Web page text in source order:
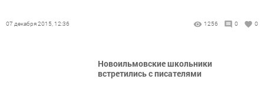
07 декабря 2015, 12:36 1256 0 0
Новоильмовские школьники
встретились с писателями